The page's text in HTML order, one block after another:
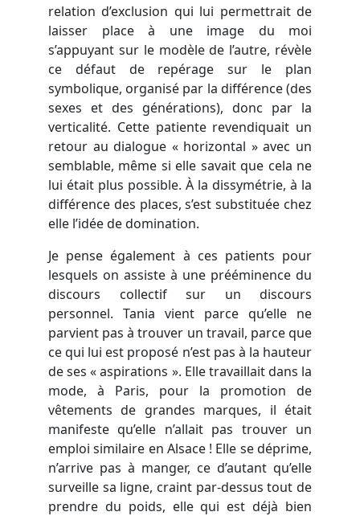
relation d’exclusion qui lui permettrait de
laisser place à une image du moi
s’appuyant sur le modèle de l’autre, révèle
ce défaut de repérage sur le plan
symbolique, organisé par la différence (des
sexes et des générations), donc par la
verticalité. Cette patiente revendiquait un
retour au dialogue « horizontal » avec un
semblable, même si elle savait que cela ne
lui était plus possible. À la dissymétrie, à la
différence des places, s’est substituée chez
elle l’idée de domination.
Je pense également à ces patients pour
lesquels on assiste à une prééminence du
discours collectif sur un discours
personnel. Tania vient parce qu’elle ne
parvient pas à trouver un travail, parce que
ce qui lui est proposé n’est pas à la hauteur
de ses « aspirations ». Elle travaillait dans la
mode, à Paris, pour la promotion de
vêtements de grandes marques, il était
manifeste qu’elle n’allait pas trouver un
emploi similaire en Alsace ! Elle se déprime,
n’arrive pas à manger, ce d’autant qu’elle
surveille sa ligne, craint par-dessus tout de
prendre du poids, elle qui est déjà bien